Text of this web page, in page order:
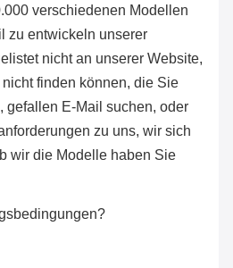
verschiedenen Modellen
zu entwickeln unserer
nicht an unserer Website,
finden können, die Sie
gefallen E-Mail suchen, oder
zu uns, wir sich
wir die Modelle haben Sie